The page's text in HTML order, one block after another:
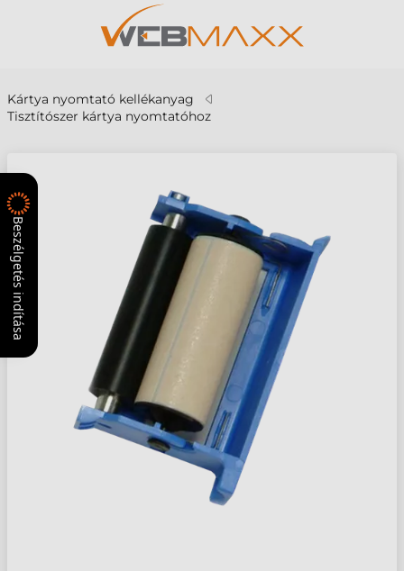
Kártya nyomtató kellékanyag
Tisztítószer kártya nyomtatóhoz
Beszélgetés indítása